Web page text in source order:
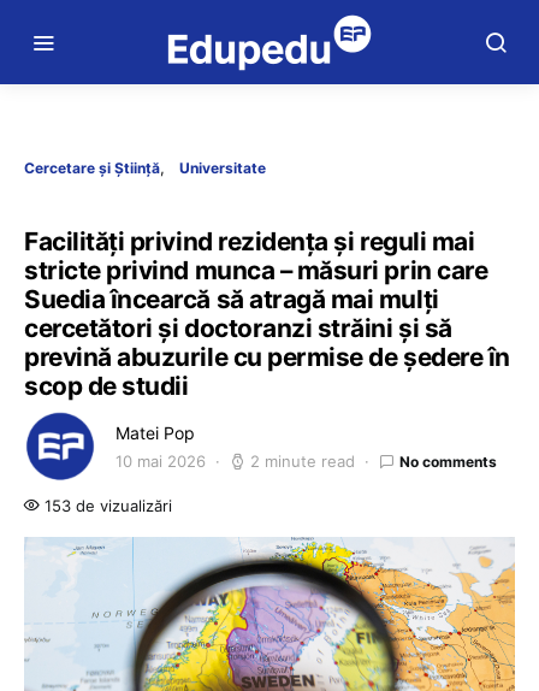
Cercetare și Știință Universitate
Facilități privind rezidența și reguli mai
stricte privind munca – măsuri prin care
Suedia încearcă să atragă mai mulți
cercetători și doctoranzi străini și să
prevină abuzurile cu permise de ședere în
scop de studii
Matei Pop
10 mai 2026 2 minute read No comments
153 de vizualizări